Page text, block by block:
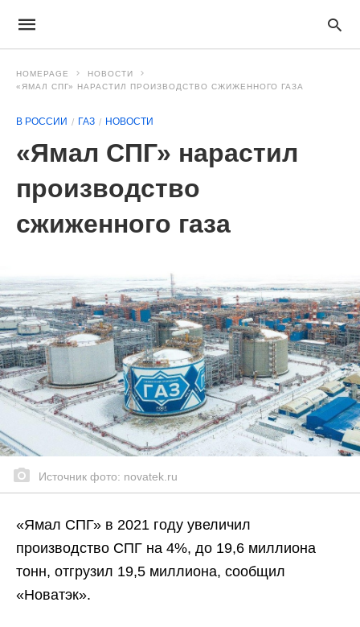
HOMEPAGE
НОВОСТИ
«ЯМАЛ СПГ» НАРАСТИЛ ПРОИЗВОДСТВО СЖИЖЕННОГО ГАЗА
В РОССИИ ГАЗ НОВОСТИ
«Ямал СПГ» нарастил
производство
сжиженного газа
Источник фото: novatek.ru
«Ямал СПГ» в 2021 году увеличил
производство СПГ на 4%, до 19,6 миллиона
тонн, отгрузил 19,5 миллиона, сообщил
«Новатэк».